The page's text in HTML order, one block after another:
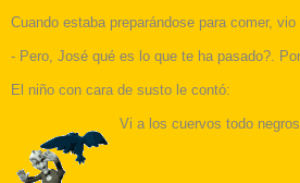
Cuando estaba preparándose para comer,
- Pero, José qué es lo que te ha pasado?.
El niño con cara de susto le contó:
Vi a los cuervos todo